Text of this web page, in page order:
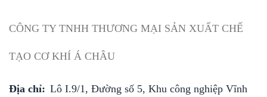
CÔNG TY TNHH THƯƠNG MẠI SẢN XUẤT CHẾ
TẠO CƠ KHÍ Á CHÂU
Địa chỉ: Lô I.9/1, Đường số 5, Khu công nghiệp Vĩnh